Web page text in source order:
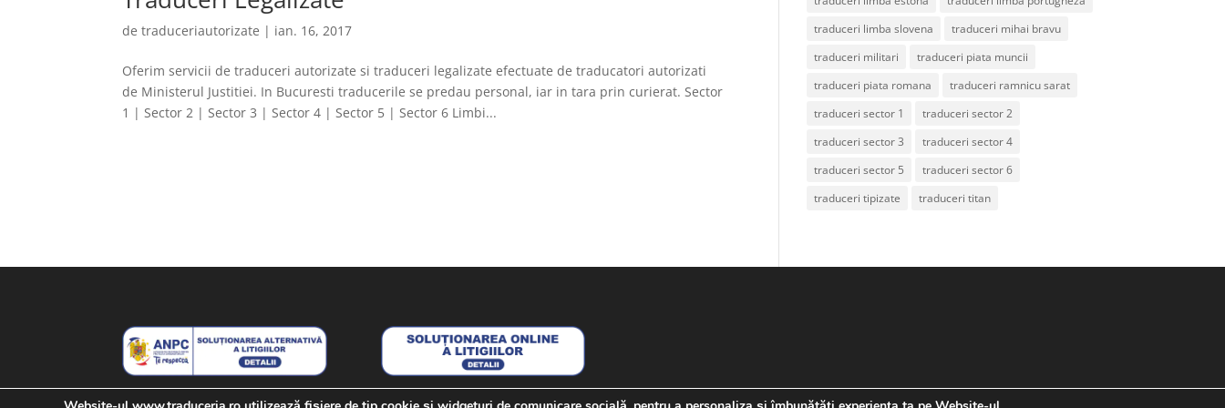
detraduceriautorizate | ian. 16, 2017
Oferim servicii de traduceri autorizate si traduceri legalizate efectuate de traducatori autorizati
de Ministerul Justitiei. In Bucuresti traducerile se predau personal, iar in tara prin curierat. Sector
1 | Sector 2 | Sector 3 | Sector 4 | Sector 5 | Sector 6 Limbi...
traduceri limba slovena
traduceri mihai bravu
traduceri militari
traduceri piata muncii
traduceri piata romana
traduceri ramnicu sarat
traduceri sector 1
traduceri sector 2
traduceri sector 3
traduceri sector 4
traduceri sector 5
traduceri sector 6
traduceri tipizate
traduceri titan